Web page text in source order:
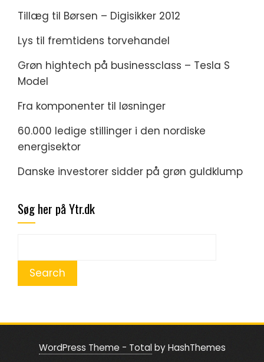
Tillæg til Børsen – Digisikker 2012
Lys til fremtidens torvehandel
Grøn hightech på businessclass – Tesla S
Model
Fra komponenter til løsninger
60.000 ledige stillinger i den nordiske
energisektor
Danske investorer sidder på grøn guldklump
Søg her på Ytr.dk
WordPress Theme - Totalby HashThemes